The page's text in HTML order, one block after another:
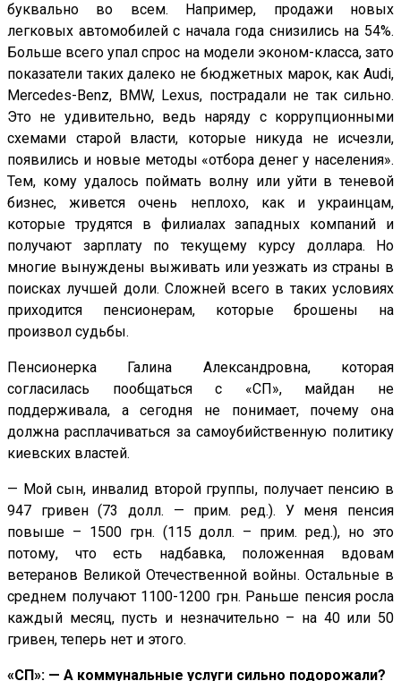
буквально во всем. Например, продажи новых
легковых автомобилей с начала года снизились на 54%.
Больше всего упал спрос на модели эконом-класса, зато
показатели таких далеко не бюджетных марок, как Audi,
Mercedes-Benz, BMW, Lexus, пострадали не так сильно.
Это не удивительно, ведь наряду с коррупционными
схемами старой власти, которые никуда не исчезли,
появились и новые методы «отбора денег у населения».
Тем, кому удалось поймать волну или уйти в теневой
бизнес, живется очень неплохо, как и украинцам,
которые трудятся в филиалах западных компаний и
получают зарплату по текущему курсу доллара. Но
многие вынуждены выживать или уезжать из страны в
поисках лучшей доли. Сложней всего в таких условиях
приходится пенсионерам, которые брошены на
произвол судьбы.
Пенсионерка Галина Александровна, которая
согласилась пообщаться с «СП», майдан не
поддерживала, а сегодня не понимает, почему она
должна расплачиваться за самоубийственную политику
киевских властей.
— Мой сын, инвалид второй группы, получает пенсию в
947 гривен (73 долл. — прим. ред.). У меня пенсия
повыше – 1500 грн. (115 долл. – прим. ред.), но это
потому, что есть надбавка, положенная вдовам
ветеранов Великой Отечественной войны. Остальные в
среднем получают 1100-1200 грн. Раньше пенсия росла
каждый месяц, пусть и незначительно – на 40 или 50
гривен, теперь нет и этого.
«СП»: — А коммунальные услуги сильно подорожали?